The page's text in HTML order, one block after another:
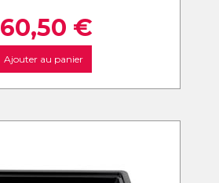
60,50 €
Ajouter au panier